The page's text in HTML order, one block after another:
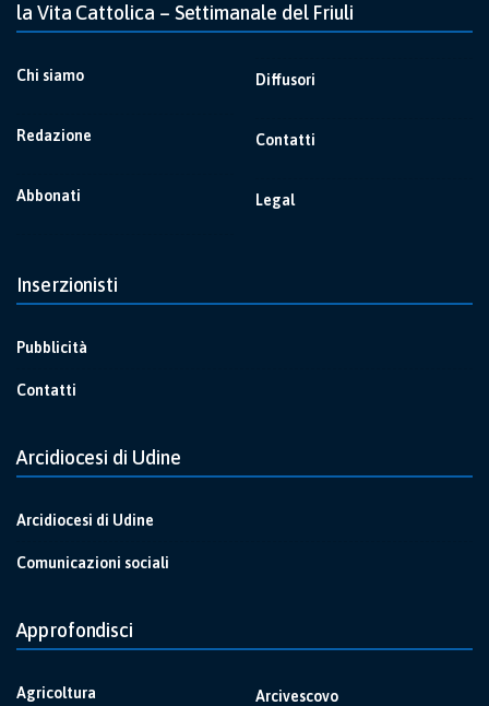
la Vita Cattolica – Settimanale del Friuli
Chi siamo
Redazione
Abbonati
Diffusori
Contatti
Legal
Inserzionisti
Pubblicità
Contatti
Arcidiocesi di Udine
Arcidiocesi di Udine
Comunicazioni sociali
Approfondisci
Agricoltura Arcivescovo